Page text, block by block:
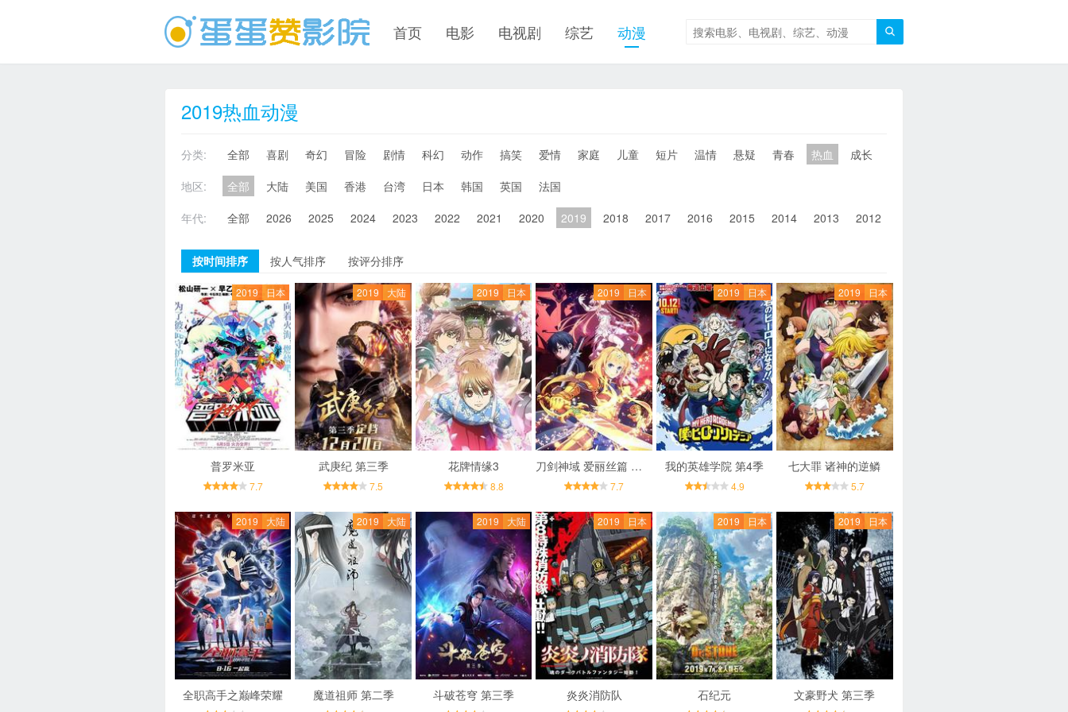

首页 电影 电视剧 综艺 动漫
2019热血动漫
分类: 全部 喜剧 奇幻 冒险 剧情 科幻 动作 搞笑 爱情 家庭 儿童 短片 温情 悬疑 青春 热血 成长
地区:
全部 大陆 美国 香港 台湾 日本 韩国 英国
法国
年代:
全部 2026 2025 2024 2023 2022 2021 2020 2019 2018 2017 2016 2015 2014 2013 2012
按时间排序 按人气排序 按评分排序
2019 日本
普罗米亚
7.7
2019 大陆
武庚纪 第三季
7.5
2019 日本
花牌情缘3
8.8
2019 日本
刀剑神域 爱丽丝篇 异界战争
7.7
2019 日本
我的英雄学院 第4季
4.9
2019 日本
七大罪 诸神的逆鳞
5.7
2019 大陆
全职高手之巅峰荣耀
2019 大陆
魔道祖师 第二季
2019 大陆
斗破苍穹 第三季
2019 日本
炎炎消防队
2019 日本
石纪元
2019 日本
文豪野犬 第三季